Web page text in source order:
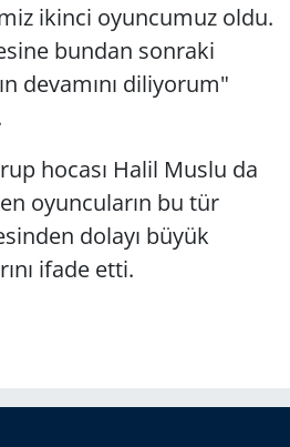
ikinci oyuncumuz oldu.
bundan sonraki
devamını diliyorum"
hocası Halil Muslu da
oyuncuların bu tür
dolayı büyük
ifade etti.